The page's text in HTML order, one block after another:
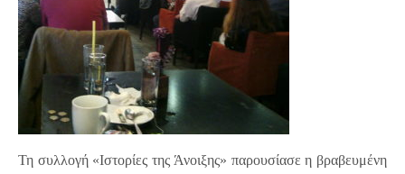
Τη συλλογή «Ιστορίες της Άνοιξης» παρουσίασε η βραβευμένη